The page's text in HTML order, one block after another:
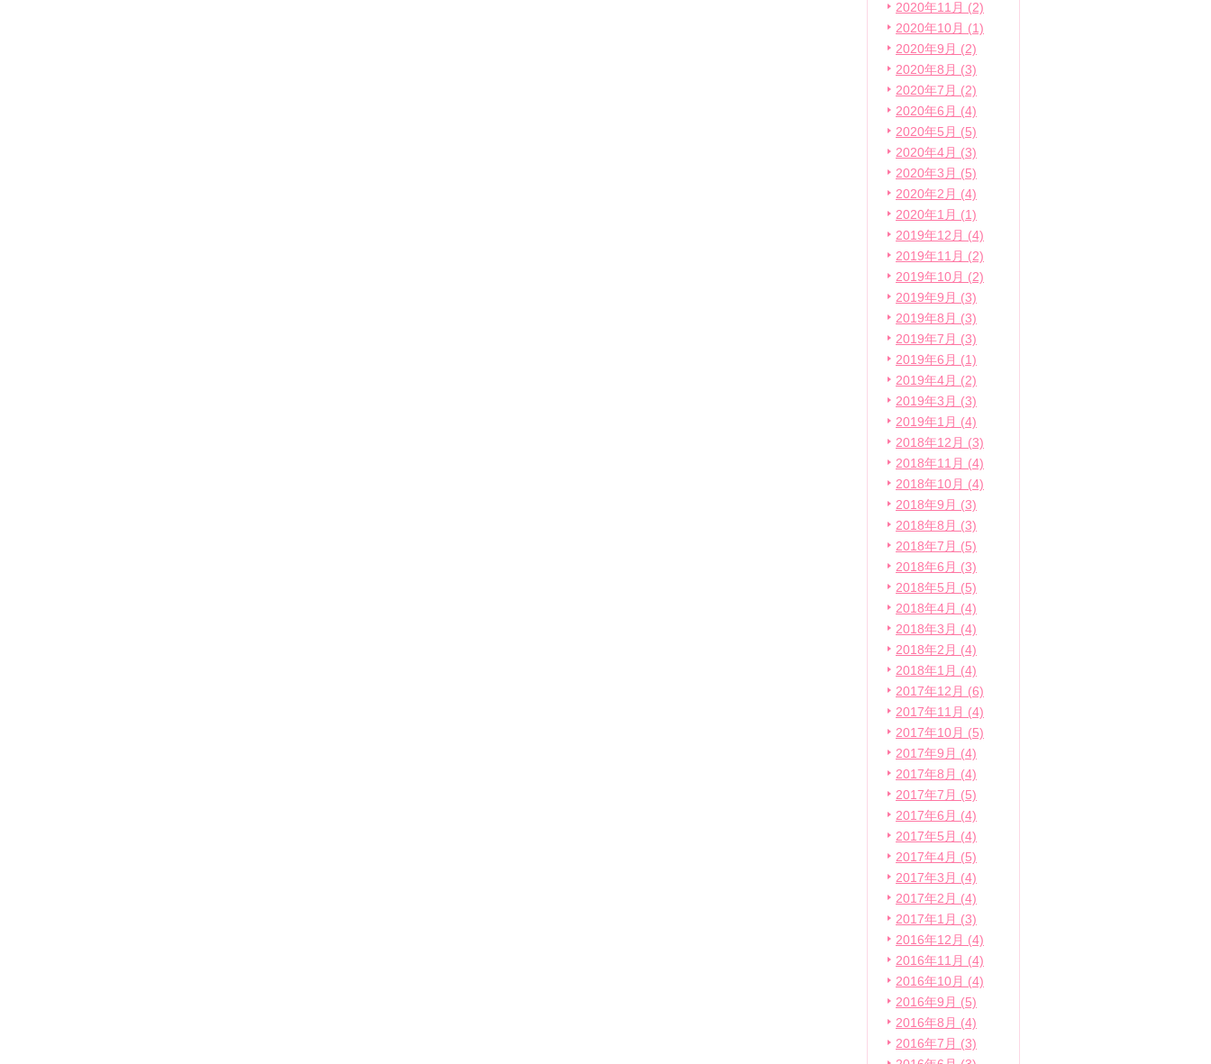
2020年11月 (2)
2020年10月 (1)
2020年9月 (2)
2020年8月 (3)
2020年7月 (2)
2020年6月 (4)
2020年5月 (5)
2020年4月 (3)
2020年3月 (5)
2020年2月 (4)
2020年1月 (1)
2019年12月 (4)
2019年11月 (2)
2019年10月 (2)
2019年9月 (3)
2019年8月 (3)
2019年7月 (3)
2019年6月 (1)
2019年4月 (2)
2019年3月 (3)
2019年1月 (4)
2018年12月 (3)
2018年11月 (4)
2018年10月 (4)
2018年9月 (3)
2018年8月 (3)
2018年7月 (5)
2018年6月 (3)
2018年5月 (5)
2018年4月 (4)
2018年3月 (4)
2018年2月 (4)
2018年1月 (4)
2017年12月 (6)
2017年11月 (4)
2017年10月 (5)
2017年9月 (4)
2017年8月 (4)
2017年7月 (5)
2017年6月 (4)
2017年5月 (4)
2017年4月 (5)
2017年3月 (4)
2017年2月 (4)
2017年1月 (3)
2016年12月 (4)
2016年11月 (4)
2016年10月 (4)
2016年9月 (5)
2016年8月 (4)
2016年7月 (3)